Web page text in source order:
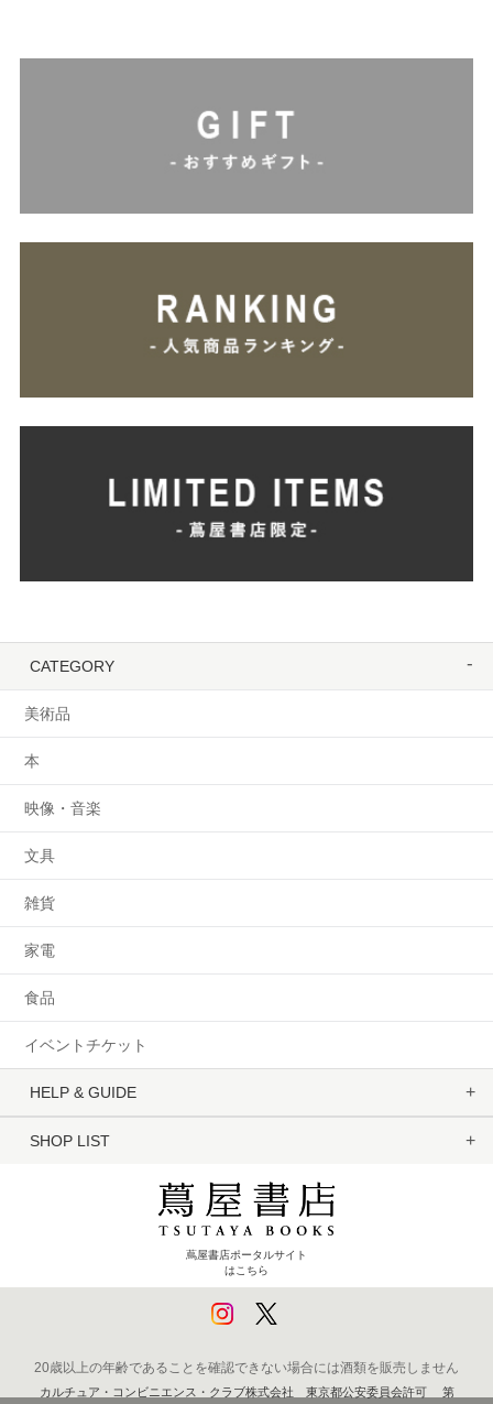
CATEGORY
美術品
本
映像・音楽
文具
雑貨
家電
食品
イベントチケット
HELP & GUIDE
SHOP LIST
蔦屋書店ポータルサイト
はこちら
20歳以上の年齢であることを確認できない場合には酒類を販売しません
カルチュア・コンビニエンス・クラブ株式会社 東京都公安委員会許可 第